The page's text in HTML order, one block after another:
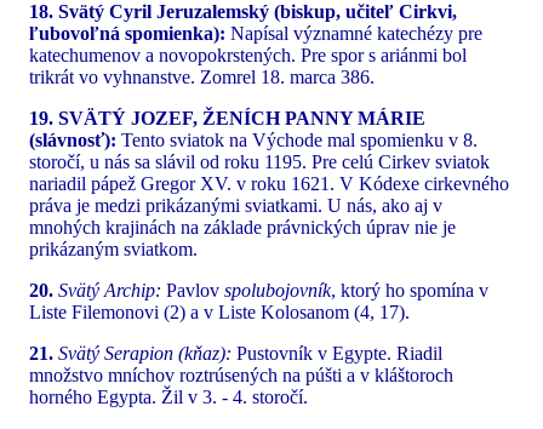
18. Svätý Cyril Jeruzalemský (biskup, učiteľ Cirkvi,
ľubovoľná spomienka): Napísal významné katechézy pre
katechumenov a novopokrstených. Pre spor s ariánmi bol
trikrát vo vyhnanstve. Zomrel 18. marca 386.
19. SVÄTÝ JOZEF, ŽENÍCH PANNY MÁRIE
(slávnosť): Tento sviatok na Východe mal spomienku v 8.
storočí, u nás sa slávil od roku 1195. Pre celú Cirkev sviatok
nariadil pápež Gregor XV. v roku 1621. V Kódexe cirkevného
práva je medzi prikázanými sviatkami. U nás, ako aj v
mnohých krajinách na základe právnických úprav nie je
prikázaným sviatkom.
20. Svätý Archip: Pavlov spolubojovník, ktorý ho spomína v
Liste Filemonovi (2) a v Liste Kolosanom (4, 17).
21. Svätý Serapion (kňaz): Pustovník v Egypte. Riadil
množstvo mníchov roztrúsených na púšti a v kláštoroch
horného Egypta. Žil v 3. - 4. storočí.